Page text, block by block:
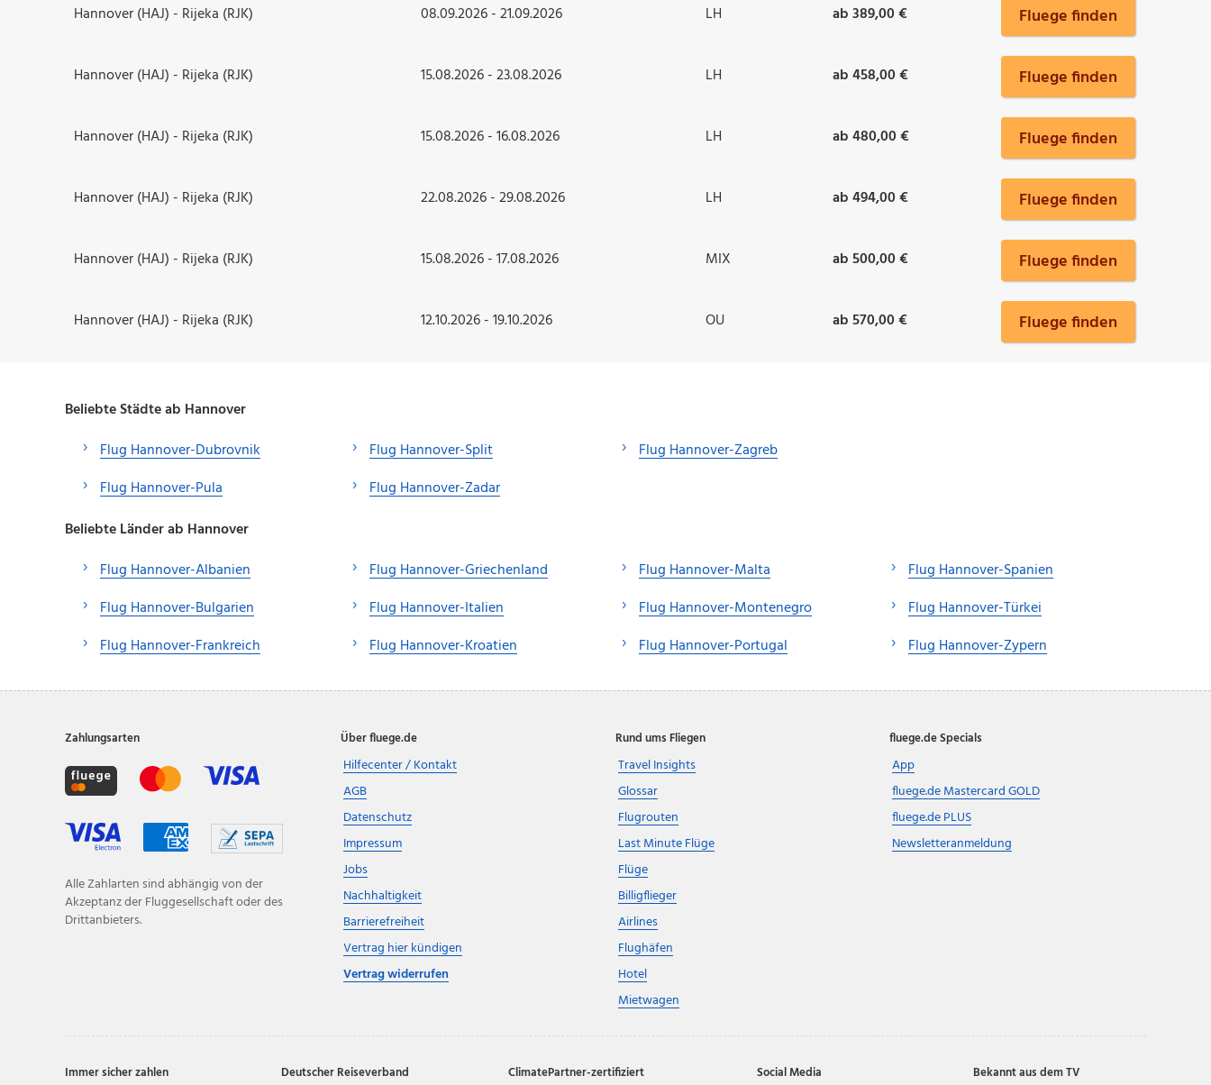
Hannover (HAJ) - Rijeka (RJK) 08.09.2026 - 21.09.2026 LH ab 389,00 € Fluege finden
Hannover (HAJ) - Rijeka (RJK) 15.08.2026 - 23.08.2026 LH ab 458,00 € Fluege finden
Hannover (HAJ) - Rijeka (RJK) 15.08.2026 - 16.08.2026 LH ab 480,00 € Fluege finden
Hannover (HAJ) - Rijeka (RJK) 22.08.2026 - 29.08.2026 LH ab 494,00 € Fluege finden
Hannover (HAJ) - Rijeka (RJK) 15.08.2026 - 17.08.2026 MIX ab 500,00 € Fluege finden
Hannover (HAJ) - Rijeka (RJK) 12.10.2026 - 19.10.2026 OU ab 570,00 € Fluege finden
Beliebte Städte ab Hannover
Flug Hannover-Dubrovnik
Flug Hannover-Pula
Flug Hannover-Split
Flug Hannover-Zadar
Flug Hannover-Zagreb
Beliebte Länder ab Hannover
Flug Hannover-Albanien
Flug Hannover-Bulgarien
Flug Hannover-Frankreich
Flug Hannover-Griechenland
Flug Hannover-Italien
Flug Hannover-Kroatien
Flug Hannover-Malta
Flug Hannover-Montenegro
Flug Hannover-Portugal
Flug Hannover-Spanien
Flug Hannover-Türkei
Flug Hannover-Zypern